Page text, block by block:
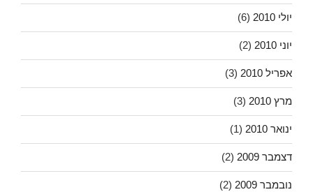
יולי 2010 (6)
יוני 2010 (2)
אפריל 2010 (3)
מרץ 2010 (3)
ינואר 2010 (1)
דצמבר 2009 (2)
נובמבר 2009 (2)